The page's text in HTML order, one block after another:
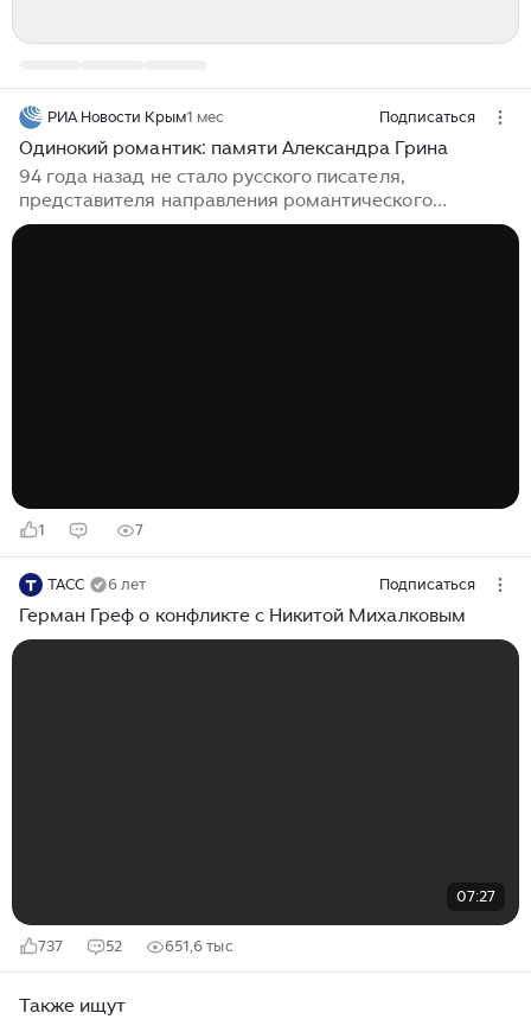
РИА Новости Крым1 мес Подписаться
Одинокий романтик: памяти Александра Грина
94 года назад не стало русского писателя,
представителя направления романтического
реализма Александра Грина. Александр Степанович
1 7
ТАСС 6 лет Подписаться
Герман Греф о конфликте с Никитой Михалковым
07:27
737 52 651,6 тыс
Также ищут